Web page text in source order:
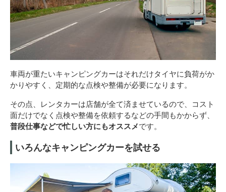
車両が重たいキャンピングカーはそれだけタイヤに負荷がか
かりやすく、定期的な点検や整備が必要になります。
その点、レンタカーは店舗が全て済ませているので、コスト
面だけでなく点検や整備を依頼するなどの手間もかからず、
普段仕事などで忙しい方にもオススメです。
いろんなキャンピングカーを試せる